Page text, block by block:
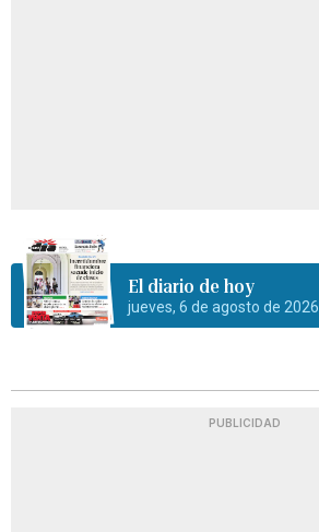
El diario de hoy
jueves, 6 de agosto de 2026
PUBLICIDAD